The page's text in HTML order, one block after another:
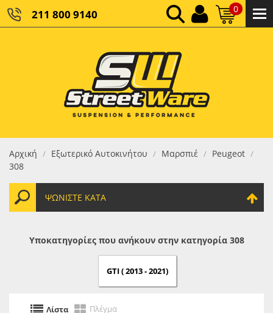
211 800 9140 0
ΚΑΘΑΡΌ ΣΎΝΟΛΟ:
ΤΕΛΙΚΌ ΣΎΝΟΛΟ:0,00 €
Αρχική / Εξωτερικό Αυτοκινήτου / Μαρσπιέ / Peugeot /
308
ΨΩΝΊΣΤΕ ΚΑΤΆ
Υποκατηγορίες που ανήκουν στην κατηγορία 308
GTI ( 2013 - 2021)
Λίστα Πλέγμα